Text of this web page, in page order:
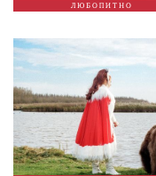
ЛЮБОПИТНО